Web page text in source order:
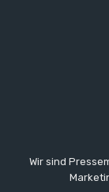
Wir sind